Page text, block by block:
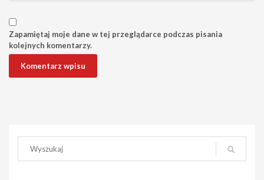
Zapamiętaj moje dane w tej przeglądarce podczas pisania
kolejnych komentarzy.